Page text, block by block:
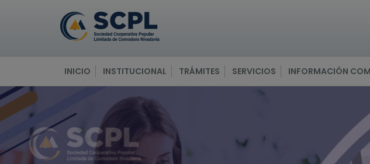
INICIO INSTITUCIONAL TRÁMITES SERVICIOS INFORMACIÓN